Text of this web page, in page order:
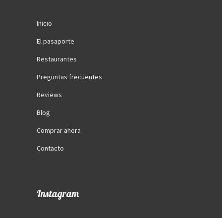
Inicio
El pasaporte
Restaurantes
Preguntas frecuentes
Reviews
Blog
Comprar ahora
Contacto
Instagram